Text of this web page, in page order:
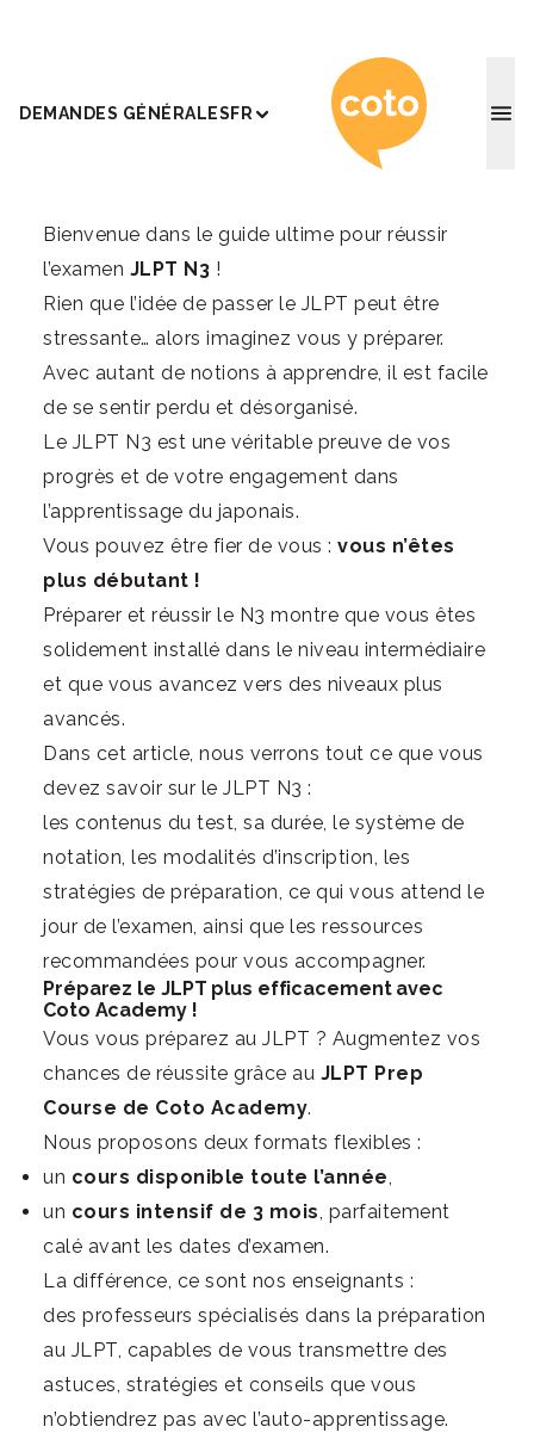
DEMANDES GÉNÉRALESFR Coto
Bienvenue dans le guide ultime pour réussir
l’examen JLPT N3 !
Rien que l’idée de passer le JLPT peut être
stressante… alors imaginez vous y préparer.
Avec autant de notions à apprendre, il est facile
de se sentir perdu et désorganisé.
Le JLPT N3 est une véritable preuve de vos
progrès et de votre engagement dans
l’apprentissage du japonais.
Vous pouvez être fier de vous : vous n’êtes
plus débutant !
Préparer et réussir le N3 montre que vous êtes
solidement installé dans le niveau intermédiaire
et que vous avancez vers des niveaux plus
avancés.
Dans cet article, nous verrons tout ce que vous
devez savoir sur le JLPT N3 :
les contenus du test, sa durée, le système de
notation, les modalités d’inscription, les
stratégies de préparation, ce qui vous attend le
jour de l’examen, ainsi que les ressources
recommandées pour vous accompagner.
Préparez le JLPT plus efficacement avec
Coto Academy !
Vous vous préparez au JLPT ? Augmentez vos
chances de réussite grâce au JLPT Prep
Course de Coto Academy.
Nous proposons deux formats flexibles :
un cours disponible toute l’année,
un cours intensif de 3 mois, parfaitement
calé avant les dates d’examen.
La différence, ce sont nos enseignants :
des professeurs spécialisés dans la préparation
au JLPT, capables de vous transmettre des
astuces, stratégies et conseils que vous
n’obtiendrez pas avec l’auto-apprentissage.